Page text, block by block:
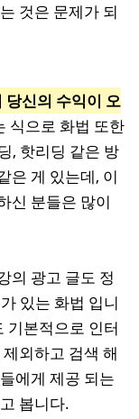
것은 문제가 되
당신의 수익이 오
식으로 화법 또한
, 핫리딩 같은 방
은 게 있는데, 이
신 분들은 많이
의 광고 글도 정
있는 화법 입니
기본적으로 인터
외하고 검색 해
에게 제공 되는
봅니다.